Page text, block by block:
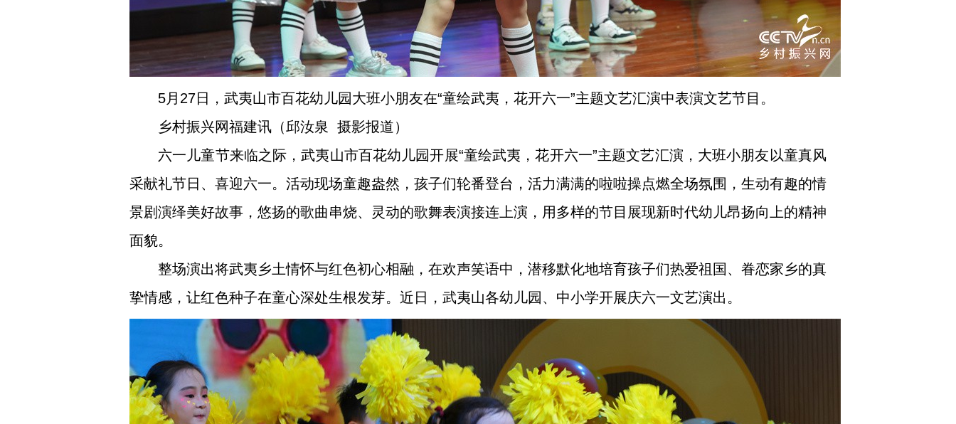
5月27日，武夷山市百花幼儿园大班小朋友在“童绘武夷，花开六一”主题文艺汇演中表演文艺节目。
乡村振兴网福建讯（邱汝泉 摄影报道）
六一儿童节来临之际，武夷山市百花幼儿园开展“童绘武夷，花开六一”主题文艺汇演，大班小朋友以童真风
采献礼节日、喜迎六一。活动现场童趣盎然，孩子们轮番登台，活力满满的啦啦操点燃全场氛围，生动有趣的情
景剧演绎美好故事，悠扬的歌曲串烧、灵动的歌舞表演接连上演，用多样的节目展现新时代幼儿昂扬向上的精神
面貌。
整场演出将武夷乡土情怀与红色初心相融，在欢声笑语中，潜移默化地培育孩子们热爱祖国、眷恋家乡的真
挚情感，让红色种子在童心深处生根发芽。近日，武夷山各幼儿园、中小学开展庆六一文艺演出。